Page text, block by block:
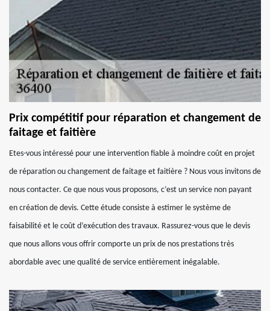
Prix compétitif pour réparation et changement de
faitage et faitière
Etes-vous intéressé pour une intervention fiable à moindre coût en projet
de réparation ou changement de faitage et faitière ? Nous vous invitons de
nous contacter. Ce que nous vous proposons, c’est un service non payant
en création de devis. Cette étude consiste à estimer le système de
faisabilité et le coût d’exécution des travaux. Rassurez-vous que le devis
que nous allons vous offrir comporte un prix de nos prestations très
abordable avec une qualité de service entièrement inégalable.